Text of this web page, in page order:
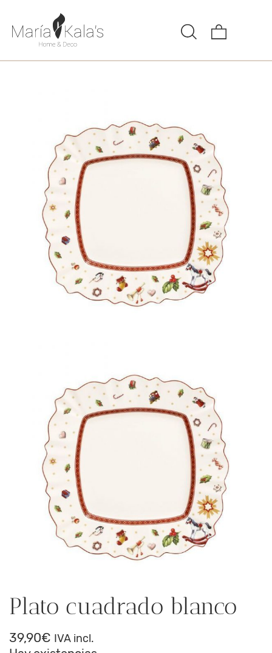
Plato cuadrado blanco
39,90€ IVA incl.